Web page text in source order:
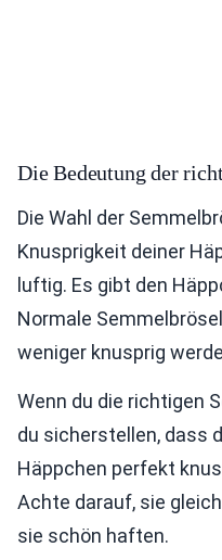
Die Bedeutung der
Die Wahl der
Knusprigkeit deiner
luftig. Es gibt den
Normale
weniger knusprig
Wenn du die richtigen
du sicherstellen, dass
Häppchen perfekt
Achte darauf, sie
sie schön haften.